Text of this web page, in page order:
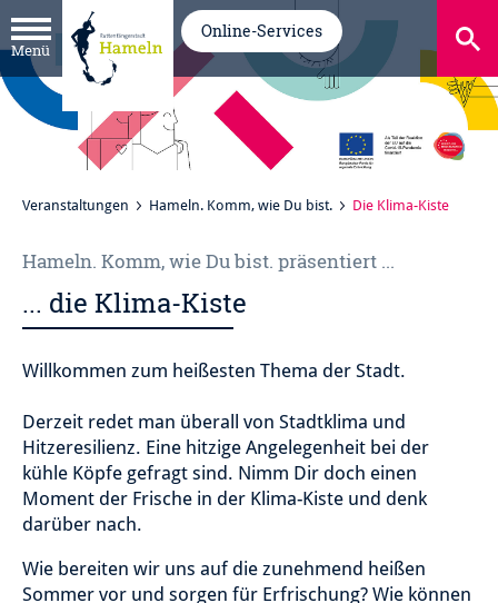
Menü
Online-Services
Veranstaltungen Hameln. Komm, wie Du bist. Die Klima-Kiste
Hameln. Komm, wie Du bist. präsentiert ...
... die Klima-Kiste
Willkommen zum heißesten Thema der Stadt.
Derzeit redet man überall von Stadtklima und
Hitzeresilienz. Eine hitzige Angelegenheit bei der
kühle Köpfe gefragt sind. Nimm Dir doch einen
Moment der Frische in der Klima-Kiste und denk
darüber nach.
Wie bereiten wir uns auf die zunehmend heißen
Sommer vor und sorgen für Erfrischung? Wie können